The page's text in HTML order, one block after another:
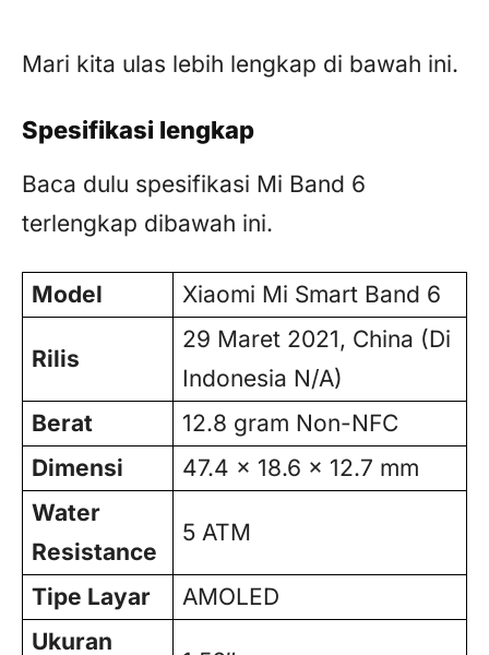
Mari kita ulas lebih lengkap di bawah ini.
Spesifikasi lengkap
Baca dulu spesifikasi Mi Band 6
terlengkap dibawah ini.
Model Xiaomi Mi Smart Band 6
Rilis
29 Maret 2021, China (Di
Indonesia N/A)
Berat
12.8 gram Non-NFC
Dimensi
47.4 × 18.6 × 12.7 mm
Water
Resistance
5 ATM
Tipe Layar
AMOLED
Ukuran